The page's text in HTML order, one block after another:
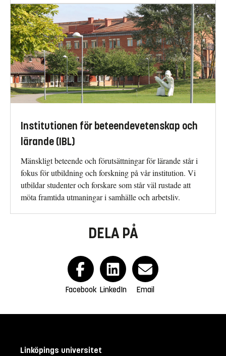
Institutionen för beteendevetenskap och
lärande (IBL)
Mänskligt beteende och förutsättningar för lärande står i
fokus för utbildning och forskning på vår institution. Vi
utbildar studenter och forskare som står väl rustade att
möta framtida utmaningar i samhälle och arbetsliv.
DELA PÅ
Facebook LinkedIn Email
Linköpings universitet